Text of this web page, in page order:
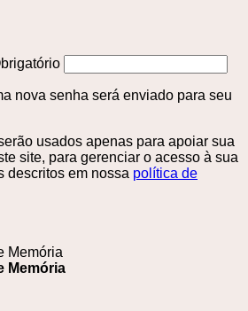
nova senha será enviado para seu
usados ​​apenas para apoiar sua
site, para gerenciar o acesso à sua
descritos em nossa política de
Memória